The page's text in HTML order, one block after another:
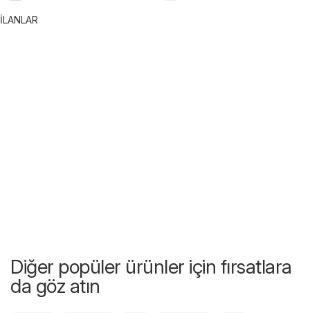
İLANLAR
Diğer popüler ürünler için fırsatlara
da göz atın